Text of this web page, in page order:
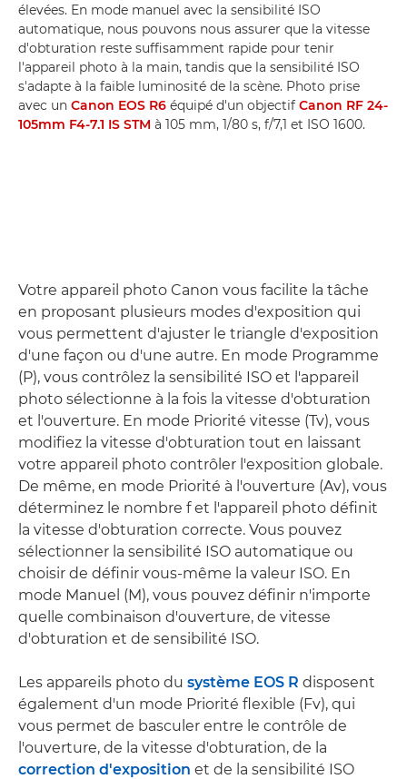
élevées. En mode manuel avec la sensibilité ISO
automatique, nous pouvons nous assurer que la vitesse
d'obturation reste suffisamment rapide pour tenir
l'appareil photo à la main, tandis que la sensibilité ISO
s'adapte à la faible luminosité de la scène. Photo prise
avec un Canon EOS R6 équipé d'un objectif Canon RF 24-
105mm F4-7.1 IS STM à 105 mm, 1/80 s, f/7,1 et ISO 1600.
Votre appareil photo Canon vous facilite la tâche
en proposant plusieurs modes d'exposition qui
vous permettent d'ajuster le triangle d'exposition
d'une façon ou d'une autre. En mode Programme
(P), vous contrôlez la sensibilité ISO et l'appareil
photo sélectionne à la fois la vitesse d'obturation
et l'ouverture. En mode Priorité vitesse (Tv), vous
modifiez la vitesse d'obturation tout en laissant
votre appareil photo contrôler l'exposition globale.
De même, en mode Priorité à l'ouverture (Av), vous
déterminez le nombre f et l'appareil photo définit
la vitesse d'obturation correcte. Vous pouvez
sélectionner la sensibilité ISO automatique ou
choisir de définir vous-même la valeur ISO. En
mode Manuel (M), vous pouvez définir n'importe
quelle combinaison d'ouverture, de vitesse
d'obturation et de sensibilité ISO.
Les appareils photo du système EOS R disposent
également d'un mode Priorité flexible (Fv), qui
vous permet de basculer entre le contrôle de
l'ouverture, de la vitesse d'obturation, de la
correction d'exposition et de la sensibilité ISO